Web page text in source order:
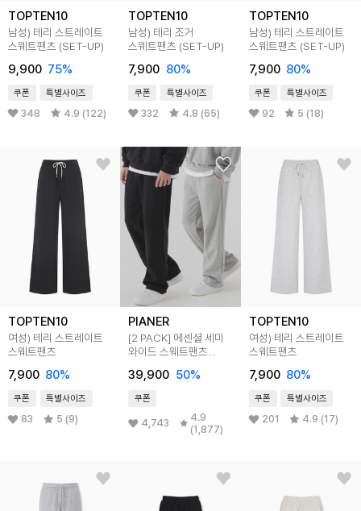
TOPTEN10
남성) 테리 스트레이트
스웨트팬츠 (SET-UP)
9,900 75%
쿠폰 특별사이즈
348 4.9 (122)
TOPTEN10
남성) 테리 조거
스웨트팬츠 (SET-UP)
7,900 80%
쿠폰 특별사이즈
332 4.8 (65)
TOPTEN10
남성) 테리 스트레이트
스웨트팬츠 (SET-UP)
7,900 80%
쿠폰 특별사이즈
92 5 (18)
TOPTEN10
여성) 테리 스트레이트
스웨트팬츠
7,900 80%
쿠폰 특별사이즈
83 5 (9)
PIANER
[2 PACK] 에센셜 세미
와이드 스웨트팬츠
39,900 50%
쿠폰
4,743
4.9
(1,877)
TOPTEN10
여성) 테리 스트레이트
스웨트팬츠
7,900 80%
쿠폰 특별사이즈
201 4.9 (17)